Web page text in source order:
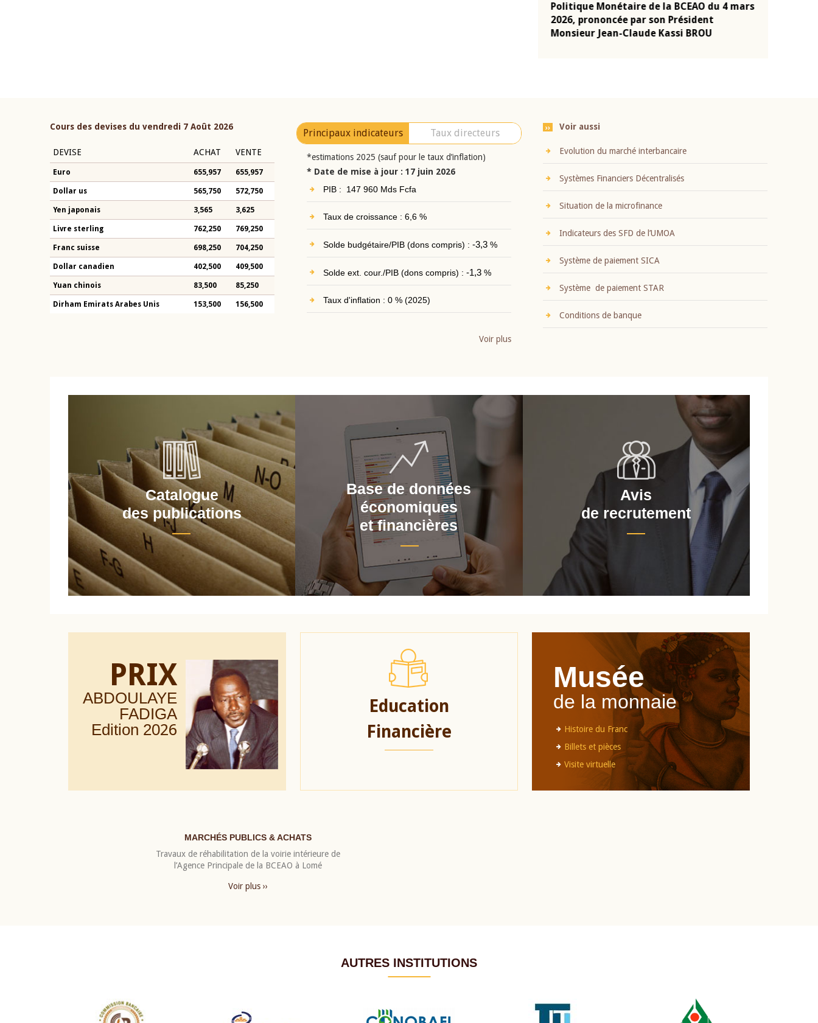
Politique Monétaire de la BCEAO du 4 mars
2026, prononcée par son Président
Monsieur Jean-Claude Kassi BROU
Cours des devises du vendredi 7 Août 2026
DEVISE ACHAT VENTE
Euro 655,957 655,957
Dollar us 565,750 572,750
Yen japonais 3,565 3,625
Livre sterling 762,250 769,250
Franc suisse 698,250 704,250
Dollar canadien 402,500 409,500
Yuan chinois 83,500 85,250
Dirham Emirats Arabes Unis 153,500 156,500
Principaux indicateurs Taux directeurs
*estimations 2025 (sauf pour le taux d’inflation)
* Date de mise à jour : 17 juin 2026
PIB : 147 960 Mds Fcfa
Taux de croissance : 6,6 %
Solde budgétaire/PIB (dons compris) : -3,3%
Solde ext. cour./PIB (dons compris) : -1,3%
Taux d'inflation : 0 % (2025)
Voir plus
Voir aussi
Evolution du marché interbancaire
Systèmes Financiers Décentralisés
Situation de la microfinance
Indicateurs des SFD de l’UMOA
Système de paiement SICA
Système de paiement STAR
Conditions de banque
Catalogue
des publications
Base de données
économiques
et financières
Avis
de recrutement
PRIX
ABDOULAYE
FADIGA
Edition 2026
Education
Financière
Musée
de la monnaie
Histoire du Franc
Billets et pièces
Visite virtuelle
MARCHÉS PUBLICS & ACHATS
Travaux de réhabilitation de la voirie intérieure de
l’Agence Principale de la BCEAO à Lomé
Voir plus ››
AUTRES INSTITUTIONS